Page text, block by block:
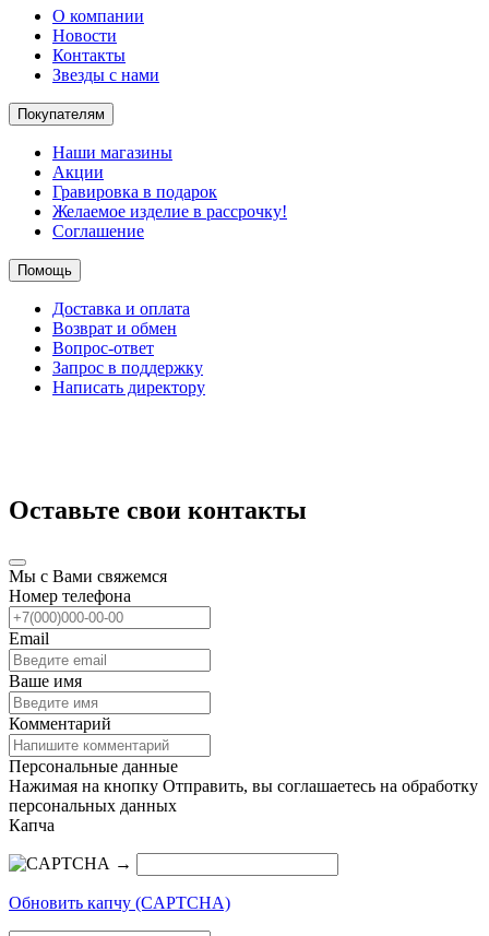
О компании
Новости
Контакты
Звезды с нами
Покупателям
Наши магазины
Акции
Гравировка в подарок
Желаемое изделие в рассрочку!
Соглашение
Помощь
Доставка и оплата
Возврат и обмен
Вопрос-ответ
Запрос в поддержку
Написать директору
Оставьте свои контакты
Мы с Вами свяжемся
Номер телефона
Email
Ваше имя
Комментарий
Персональные данные
Нажимая на кнопку Отправить, вы соглашаетесь на обработку
персональных данных
Капча
→
Обновить капчу (CAPTCHA)